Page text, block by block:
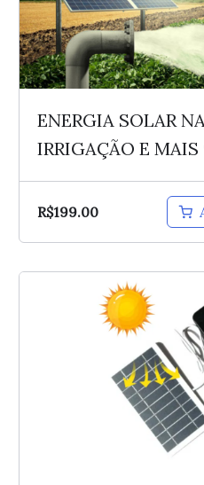
ENERGIA SOLAR
IRRIGAÇÃO E MAIS
R$199.00